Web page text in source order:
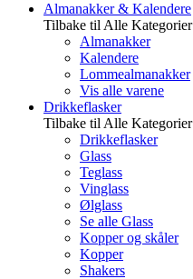
Almanakker & Kalendere
Tilbake til Alle Kategorier
Almanakker
Kalendere
Lommealmanakker
Vis alle varene
Drikkeflasker
Tilbake til Alle Kategorier
Drikkeflasker
Glass
Teglass
Vinglass
Ølglass
Se alle Glass
Kopper og skåler
Kopper
Shakers